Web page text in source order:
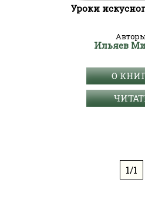
Уроки
Ильяев
О
1/1